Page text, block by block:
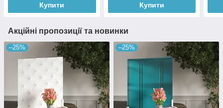
Купити Купити
Акційні пропозиції та новинки
–25% –25%